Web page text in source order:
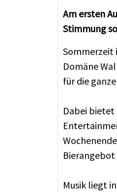
Am ersten
Stimmung
Sommerzeit
Domäne
für die
Dabei bietet
Bierangebot
Musik liegt